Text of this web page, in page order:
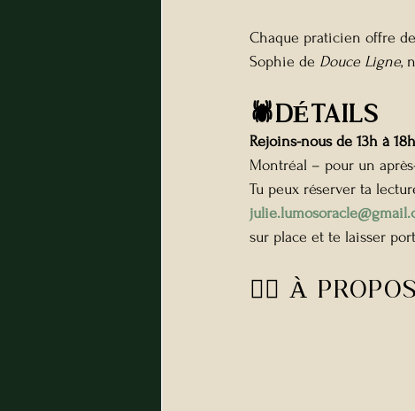
Chaque praticien offre
Sophie de Douce Ligne,
🕷️DÉTAILS
Rejoins-nous de 13h à
Montréal – pour un
Tu peux réserver ta
sur place et te laisser
🧙‍♀️ À